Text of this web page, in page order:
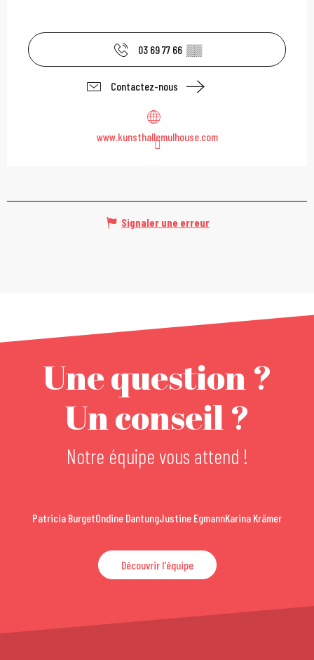
03 69 77 66 ▒▒
Contactez-nous
www.kunsthallemulhouse.com
Signaler une erreur
Une question ?
Un conseil ?
Notre équipe vous attend !
Patricia BurgetOndine DantungJustine EgmannKarina Krämer
Découvrir l'équipe